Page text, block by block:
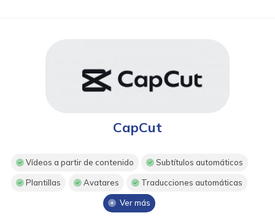
CapCut
Vídeos a partir de contenido Subtítulos automáticos
Plantillas Avatares Traducciones automáticas
Ver más